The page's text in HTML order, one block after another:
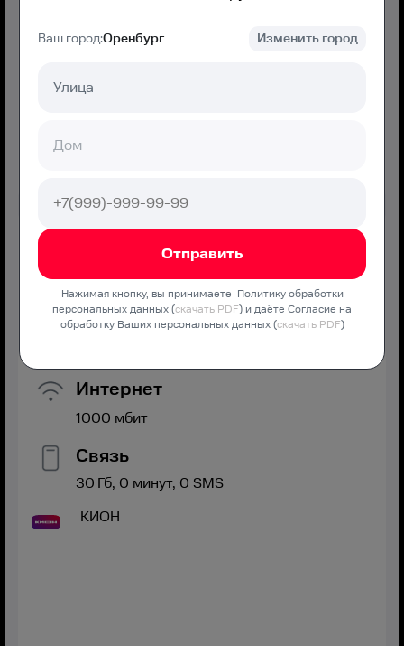
МТС Дома Хорошо
Оптимальная скорость без переплат и дополнительных
Интернет
1000 мбит
Связь
30 Гб, 0 минут, 0 SMS
КИОН
Ваш город:Оренбург Изменить город
Нажимая кнопку, вы принимаете Политику обработки
персональных данных (скачать PDF) и даёте Согласие на
обработку Ваших персональных данных (скачать PDF)